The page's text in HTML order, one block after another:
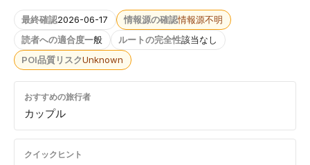
最終確認2026-06-17 情報源の確認情報源不明
読者への適合度一般 ルートの完全性該当なし
POI品質リスクUnknown
おすすめの旅行者
カップル
クイックヒント